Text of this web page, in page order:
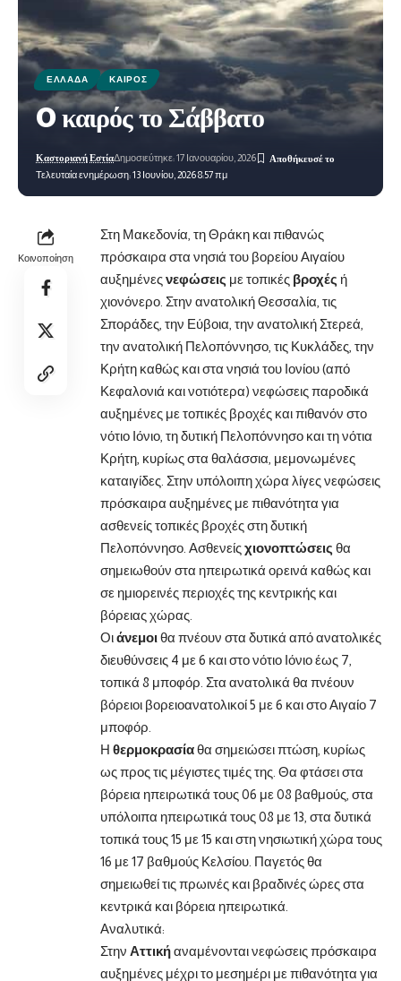
ΕΛΛΆΔΑ ΚΑΙΡΌΣ
O καιρός το Σάββατο
Τελευταία ενημέρωση: 13 Ιουνίου, 2026 8:57 πμ
Καστοριανή ΕστίαΔημοσιεύτηκε: 17 Ιανουαρίου, 2026
Κοινοποίηση
Στη Μακεδονία, τη Θράκη και πιθανώς
πρόσκαιρα στα νησιά του βορείου Αιγαίου
αυξημένεςνεφώσεις με τοπικές βροχές ή
χιονόνερο. Στην ανατολική Θεσσαλία, τις
Σποράδες, την Εύβοια, την ανατολική Στερεά,
την ανατολική Πελοπόννησο, τις Κυκλάδες, την
Κρήτη καθώς και στα νησιά του Ιονίου (από
Κεφαλονιά και νοτιότερα) νεφώσεις παροδικά
αυξημένες με τοπικές βροχές και πιθανόν στο
νότιο Ιόνιο, τη δυτική Πελοπόννησο και τη νότια
Κρήτη, κυρίως στα θαλάσσια, μεμονωμένες
καταιγίδες. Στην υπόλοιπη χώρα λίγες νεφώσεις
πρόσκαιρα αυξημένες με πιθανότητα για
ασθενείς τοπικές βροχές στη δυτική
Πελοπόννησο. Ασθενείςχιονοπτώσεις θα
σημειωθούν στα ηπειρωτικά ορεινά καθώς και
σε ημιορεινές περιοχές της κεντρικής και
βόρειας χώρας.
Οιάνεμοι θα πνέουν στα δυτικά από ανατολικές
διευθύνσεις 4 με 6 και στο νότιο Ιόνιο έως 7,
τοπικά 8 μποφόρ. Στα ανατολικά θα πνέουν
βόρειοι βορειοανατολικοί 5 με 6 και στο Αιγαίο 7
μποφόρ.
Η θερμοκρασίαθα σημειώσει πτώση, κυρίως
ως προς τις μέγιστες τιμές της. Θα φτάσει στα
βόρεια ηπειρωτικά τους 06 με 08 βαθμούς, στα
υπόλοιπα ηπειρωτικά τους 08 με 13, στα δυτικά
τοπικά τους 15 με 15 και στη νησιωτική χώρα τους
16 με 17 βαθμούς Κελσίου. Παγετός θα
σημειωθεί τις πρωινές και βραδινές ώρες στα
κεντρικά και βόρεια ηπειρωτικά.
Αναλυτικά:
Στην Αττικήαναμένονται νεφώσεις πρόσκαιρα
αυξημένες μέχρι το μεσημέρι με πιθανότητα για